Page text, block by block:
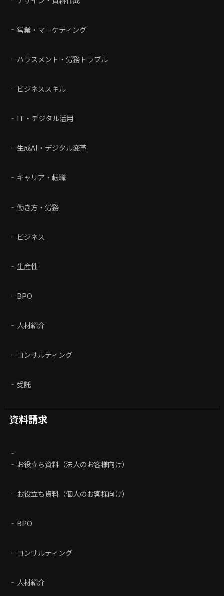
営業・マーケティング
ハラスメント・労務トラブル
ビジネススキル
IT・デジタル活用
生成AI・デジタル変革
キャリア・転職
働き方・労務
ビジネス
生産性
BPO
人材紹介
コンサルティング
受託
資料請求
お役立ち資料（法人のお客様向け）
お役立ち資料（個人のお客様向け）
BPO
コンサルティング
人材紹介